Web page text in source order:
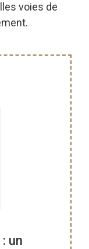
voies de
un